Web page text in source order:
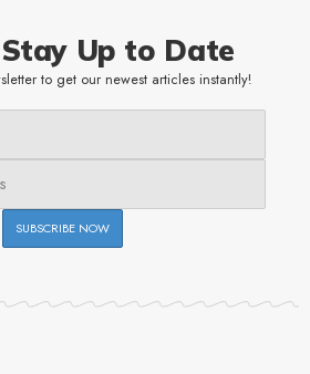
Up to Date
to get our newest articles instantly!